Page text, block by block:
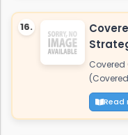
16.
Read